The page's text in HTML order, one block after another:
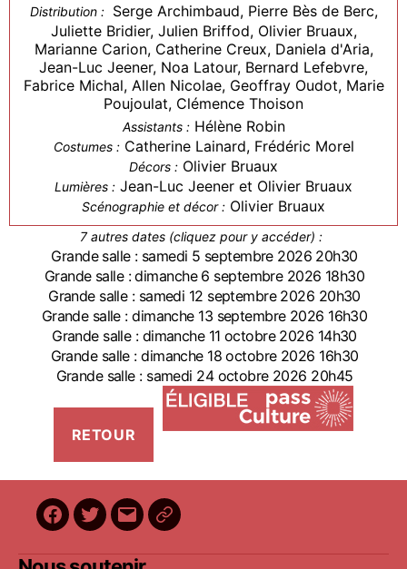
Distribution : Serge Archimbaud, Pierre Bès de Berc,
Juliette Bridier, Julien Briffod, Olivier Bruaux,
Marianne Carion, Catherine Creux, Daniela d'Aria,
Jean-Luc Jeener, Noa Latour, Bernard Lefebvre,
Fabrice Michal, Allen Nicolae, Geoffray Oudot, Marie
Poujoulat, Clémence Thoison
Assistants : Hélène Robin
Costumes : Catherine Lainard, Frédéric Morel
Décors : Olivier Bruaux
Lumières : Jean-Luc Jeener et Olivier Bruaux
Scénographie et décor : Olivier Bruaux
7 autres dates (cliquez pour y accéder) :
Grande salle : samedi 5 septembre 2026 20h30
Grande salle : dimanche 6 septembre 2026 18h30
Grande salle : samedi 12 septembre 2026 20h30
Grande salle : dimanche 13 septembre 2026 16h30
Grande salle : dimanche 11 octobre 2026 14h30
Grande salle : dimanche 18 octobre 2026 16h30
Grande salle : samedi 24 octobre 2026 20h45
Facebook
Twitter
E-
mail
BilletReduc